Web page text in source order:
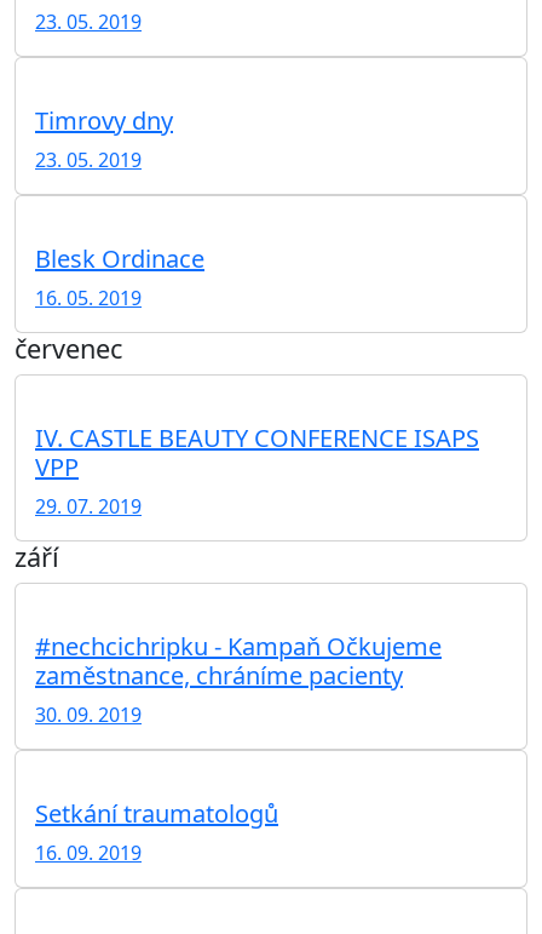
23. 05. 2019
Timrovy dny
23. 05. 2019
Blesk Ordinace
16. 05. 2019
červenec
IV. CASTLE BEAUTY CONFERENCE ISAPS
VPP
29. 07. 2019
září
#nechcichripku - Kampaň Očkujeme
zaměstnance, chráníme pacienty
30. 09. 2019
Setkání traumatologů
16. 09. 2019